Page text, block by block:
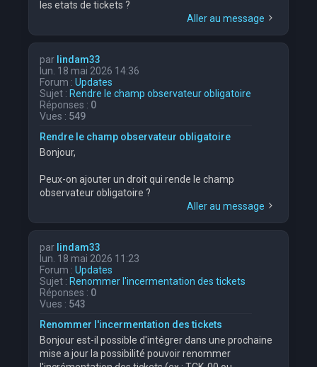
les etats de tickets ?
Aller au message
par lindam33
lun. 18 mai 2026 14:36
Forum : Updates
Sujet : Rendre le champ observateur obligatoire
Réponses : 0
Vues : 549
Rendre le champ observateur obligatoire
Bonjour,
Peux-on ajouter un droit qui rende le champ
observateur obligatoire ?
Aller au message
par lindam33
lun. 18 mai 2026 11:23
Forum : Updates
Sujet : Renommer l'incermentation des tickets
Réponses : 0
Vues : 543
Renommer l'incermentation des tickets
Bonjour est-il possible d'intégrer dans une prochaine
mise a jour la possibilité pouvoir renommer